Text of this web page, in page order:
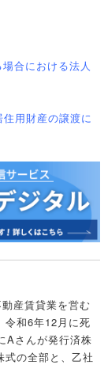
合における法人
用財産の譲渡に
産賃貸業を営む
令和6年12月に死
Aさんが発行済株
の全部と、乙社